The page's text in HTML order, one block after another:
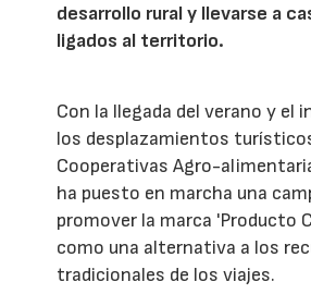
desarrollo rural y llevarse a
ligados al territorio.
Con la llegada del verano y el
los desplazamientos
Cooperativas Agro-
ha puesto en marcha una
promover la marca 'Producto
como una alternativa a los
tradicionales de los viajes.